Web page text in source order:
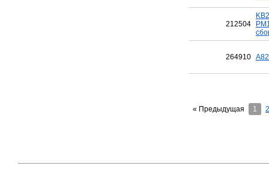
212504
264910
« Предыдущая 1 2